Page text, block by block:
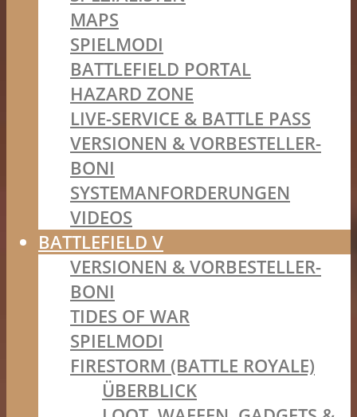
MAPS
SPIELMODI
BATTLEFIELD PORTAL
HAZARD ZONE
LIVE-SERVICE & BATTLE PASS
VERSIONEN & VORBESTELLER-
BONI
SYSTEMANFORDERUNGEN
VIDEOS
BATTLEFIELD V
VERSIONEN & VORBESTELLER-
BONI
TIDES OF WAR
SPIELMODI
FIRESTORM (BATTLE ROYALE)
ÜBERBLICK